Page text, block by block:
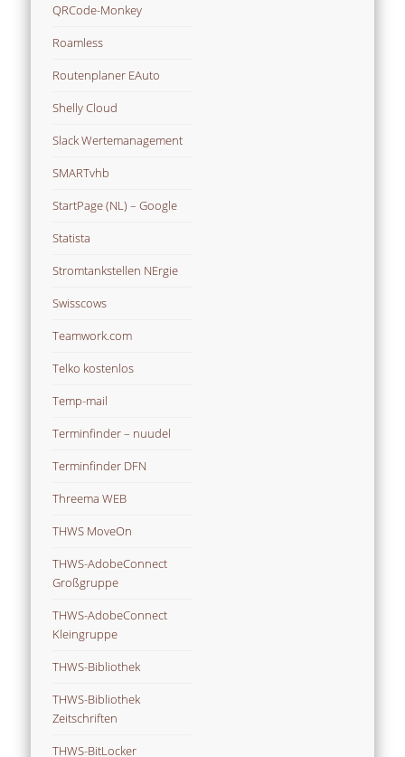
QRCode-Monkey
Roamless
Routenplaner EAuto
Shelly Cloud
Slack Wertemanagement
SMARTvhb
StartPage (NL) – Google
Statista
Stromtankstellen NErgie
Swisscows
Teamwork.com
Telko kostenlos
Temp-mail
Terminfinder – nuudel
Terminfinder DFN
Threema WEB
THWS MoveOn
THWS-AdobeConnect
Großgruppe
THWS-AdobeConnect
Kleingruppe
THWS-Bibliothek
THWS-Bibliothek
Zeitschriften
THWS-BitLocker